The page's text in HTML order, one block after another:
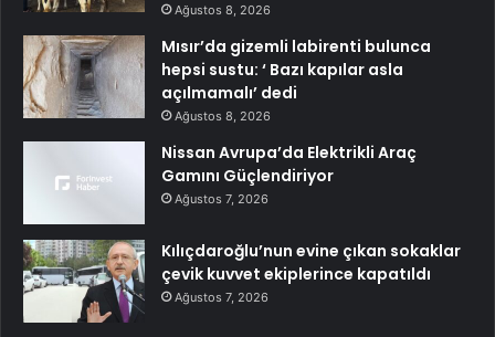
Ağustos 8, 2026
Mısır’da gizemli labirenti bulunca
hepsi sustu: ‘ Bazı kapılar asla
açılmamalı’ dedi
Ağustos 8, 2026
Nissan Avrupa’da Elektrikli Araç
Gamını Güçlendiriyor
Ağustos 7, 2026
Kılıçdaroğlu’nun evine çıkan sokaklar
çevik kuvvet ekiplerince kapatıldı
Ağustos 7, 2026